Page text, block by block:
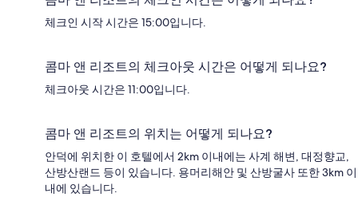
체크인 시작 시간은 15:00입니다.
콤마 앤 리조트의 체크아웃 시간은 어떻게 되나요?
체크아웃 시간은 11:00입니다.
콤마 앤 리조트의 위치는 어떻게 되나요?
안덕에 위치한 이 호텔에서 2km 이내에는 사계 해변, 대정향교,
산방산랜드 등이 있습니다. 용머리해안 및 산방굴사 또한 3km 이
내에 있습니다.